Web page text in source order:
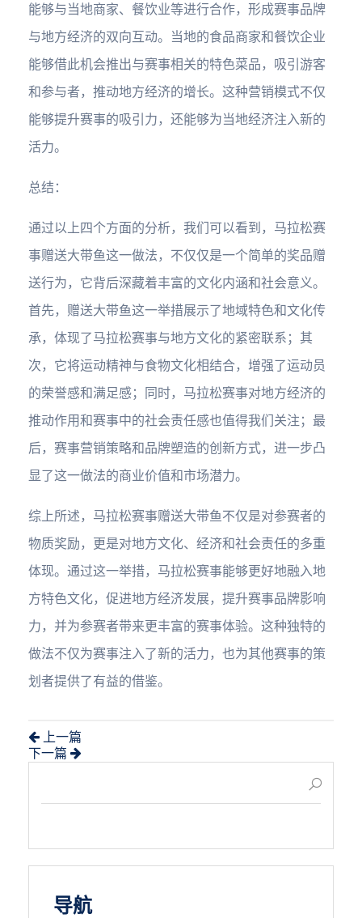
能够与当地商家、餐饮业等进行合作，形成赛事品牌
与地方经济的双向互动。当地的食品商家和餐饮企业
能够借此机会推出与赛事相关的特色菜品，吸引游客
和参与者，推动地方经济的增长。这种营销模式不仅
能够提升赛事的吸引力，还能够为当地经济注入新的
活力。
总结：
通过以上四个方面的分析，我们可以看到，马拉松赛
事赠送大带鱼这一做法，不仅仅是一个简单的奖品赠
送行为，它背后深藏着丰富的文化内涵和社会意义。
首先，赠送大带鱼这一举措展示了地域特色和文化传
承，体现了马拉松赛事与地方文化的紧密联系；其
次，它将运动精神与食物文化相结合，增强了运动员
的荣誉感和满足感；同时，马拉松赛事对地方经济的
推动作用和赛事中的社会责任感也值得我们关注；最
后，赛事营销策略和品牌塑造的创新方式，进一步凸
显了这一做法的商业价值和市场潜力。
综上所述，马拉松赛事赠送大带鱼不仅是对参赛者的
物质奖励，更是对地方文化、经济和社会责任的多重
体现。通过这一举措，马拉松赛事能够更好地融入地
方特色文化，促进地方经济发展，提升赛事品牌影响
力，并为参赛者带来更丰富的赛事体验。这种独特的
做法不仅为赛事注入了新的活力，也为其他赛事的策
划者提供了有益的借鉴。
上一篇
下一篇
导航